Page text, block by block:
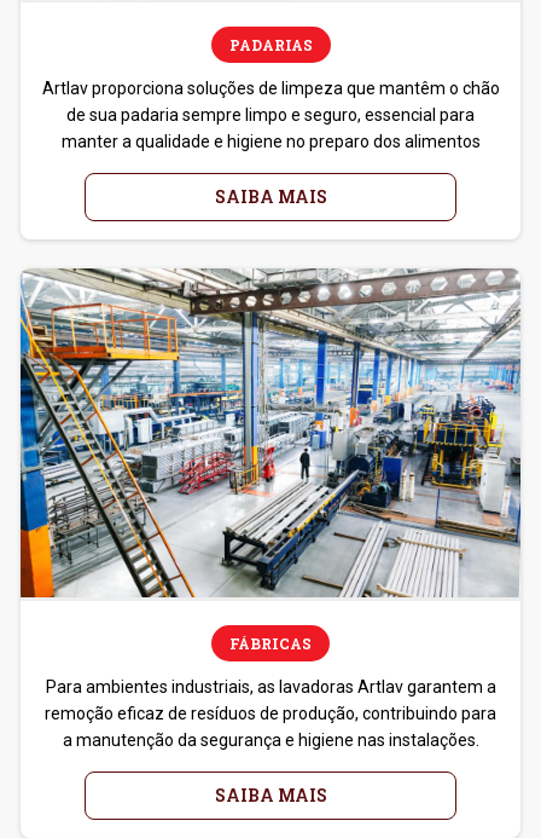
PADARIAS
Artlav proporciona soluções de limpeza que mantêm o chão
de sua padaria sempre limpo e seguro, essencial para
manter a qualidade e higiene no preparo dos alimentos
SAIBA MAIS
FÁBRICAS
Para ambientes industriais, as lavadoras Artlav garantem a
remoção eficaz de resíduos de produção, contribuindo para
a manutenção da segurança e higiene nas instalações.
SAIBA MAIS